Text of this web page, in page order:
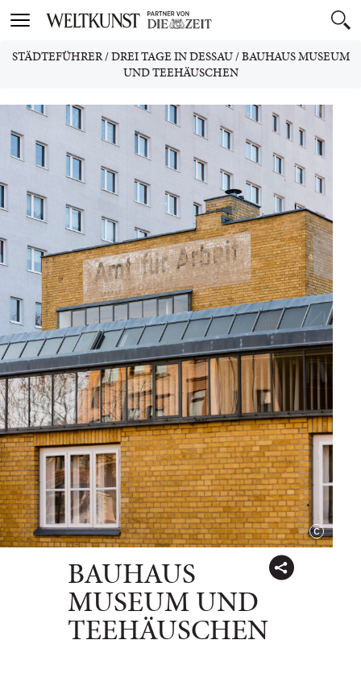
Toggle
STÄDTEFÜHRER/DREI TAGE IN DESSAU/BAUHAUS MUSEUM
UND TEEHÄUSCHEN
BAUHAUS
MUSEUM UND
TEEHÄUSCHEN